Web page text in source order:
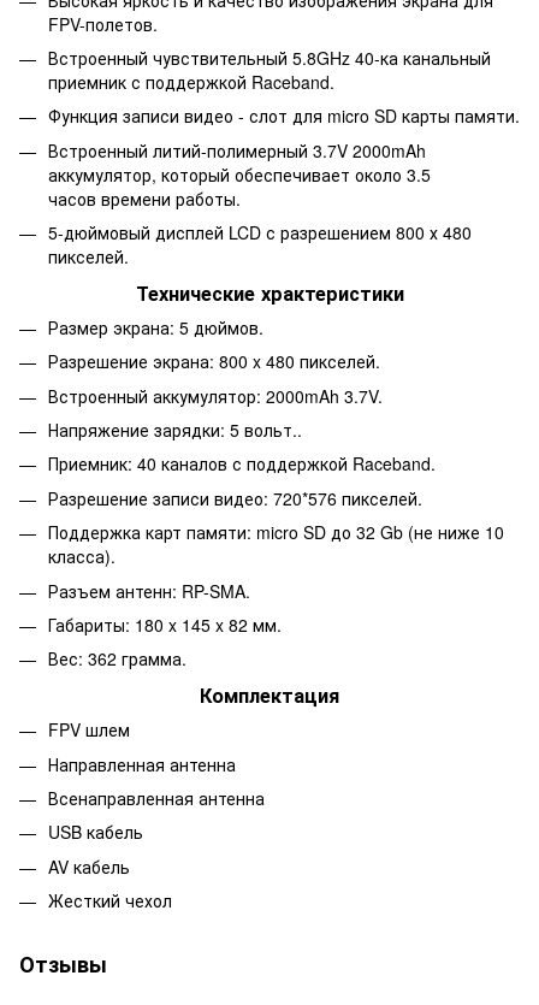
FPV-полетов.
Встроенный чувствительный 5.8GHz 40-ка канальный
приемник с поддержкой Raceband.
Функция записи видео - слот для micro SD карты памяти.
Встроенный литий-полимерный 3.7V 2000mAh
аккумулятор, который обеспечивает около 3.5
часов времени работы.
5-дюймовый дисплей LCD с разрешением 800 х 480
пикселей.
Технические храктеристики
Размер экрана: 5 дюймов.
Разрешение экрана: 800 x 480 пикселей.
Встроенный аккумулятор: 2000mAh 3.7V.
Напряжение зарядки: 5 вольт..
Приемник: 40 каналов с поддержкой Raceband.
Разрешение записи видео: 720*576 пикселей.
Поддержка карт памяти: micro SD до 32 Gb (не ниже 10
класса).
Разъем антенн: RP-SMA.
Габариты: 180 x 145 x 82 мм.
Вес: 362 грамма.
Комплектация
FPV шлем
Направленная антенна
Всенаправленная антенна
USB кабель
AV кабель
Жесткий чехол
Отзывы